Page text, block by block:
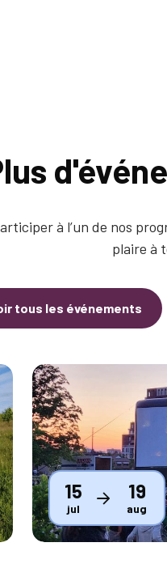
à l’un de nos
plaire à
tous les événements
Thumbnail
15
jul
19
aug